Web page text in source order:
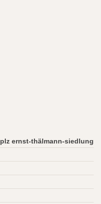
plz ernst-thälmann-siedlung